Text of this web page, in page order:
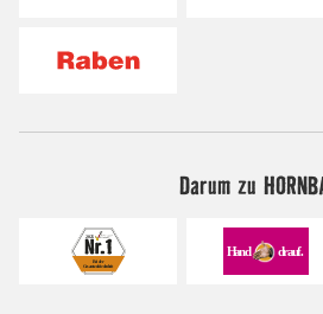
Darum zu